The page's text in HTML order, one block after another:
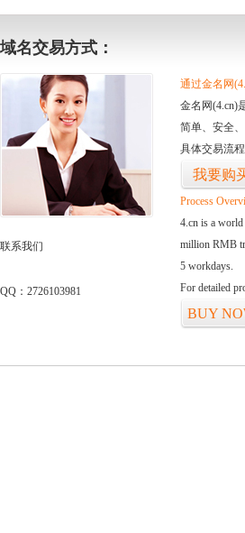
域名交易方式：
联系我们
QQ：2726103981
通过金名网
金名网(4.cn)
简单、安全
具体交易流
我要购
Process
4.cn is a
million RMB
5 workdays.
For detailed
BUY